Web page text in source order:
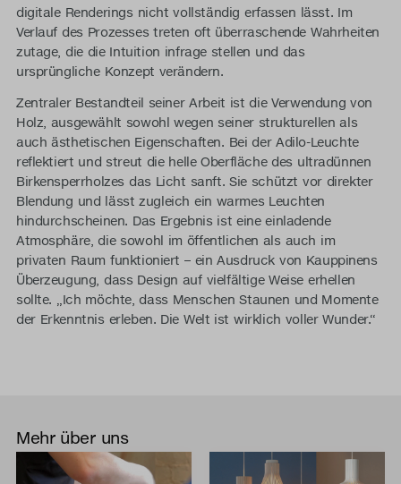
digitale Renderings nicht vollständig erfassen lässt. Im
Verlauf des Prozesses treten oft überraschende Wahrheiten
zutage, die die Intuition infrage stellen und das
ursprüngliche Konzept verändern.
Zentraler Bestandteil seiner Arbeit ist die Verwendung von
Holz, ausgewählt sowohl wegen seiner strukturellen als
auch ästhetischen Eigenschaften. Bei der Adilo-Leuchte
reflektiert und streut die helle Oberfläche des ultradünnen
Birkensperrholzes das Licht sanft. Sie schützt vor direkter
Blendung und lässt zugleich ein warmes Leuchten
hindurchscheinen. Das Ergebnis ist eine einladende
Atmosphäre, die sowohl im öffentlichen als auch im
privaten Raum funktioniert – ein Ausdruck von Kauppinens
Überzeugung, dass Design auf vielfältige Weise erhellen
sollte. „Ich möchte, dass Menschen Staunen und Momente
der Erkenntnis erleben. Die Welt ist wirklich voller Wunder.“
Mehr über uns